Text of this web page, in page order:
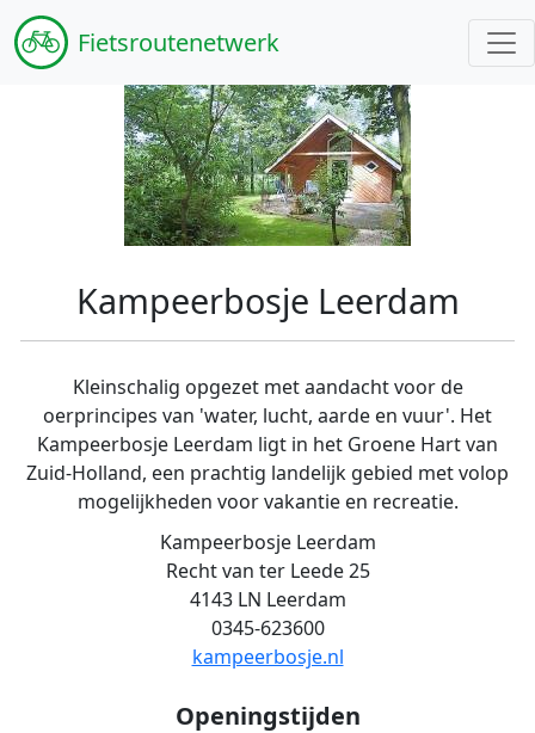
Fietsroutenetwerk
Kampeerbosje Leerdam
Kleinschalig opgezet met aandacht voor de
oerprincipes van 'water, lucht, aarde en vuur'. Het
Kampeerbosje Leerdam ligt in het Groene Hart van
Zuid-Holland, een prachtig landelijk gebied met volop
mogelijkheden voor vakantie en recreatie.
Kampeerbosje Leerdam
Recht van ter Leede 25
4143 LN Leerdam
0345-623600
kampeerbosje.nl
Openingstijden